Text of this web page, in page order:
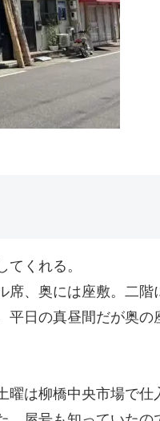
くれる。
、奥には座敷。二階
日の真昼間だが奥
は柳橋中央市場で仕